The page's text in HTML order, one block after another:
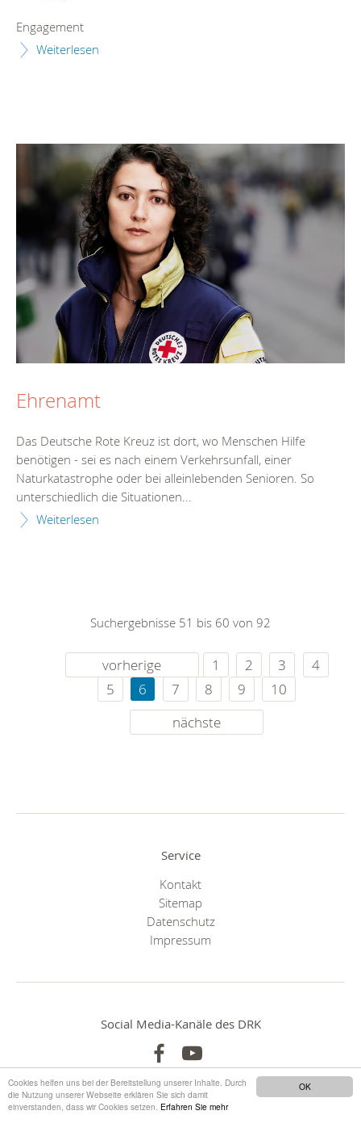
OK
Cookies helfen uns bei der Bereitstellung unserer Inhalte. Durch
die Nutzung unserer Webseite erklären Sie sich damit
einverstanden, dass wir Cookies setzen. Erfahren Sie mehr
Engagement
Weiterlesen
Ehrenamt
Das Deutsche Rote Kreuz ist dort, wo Menschen Hilfe
benötigen - sei es nach einem Verkehrsunfall, einer
Naturkatastrophe oder bei alleinlebenden Senioren. So
unterschiedlich die Situationen...
Weiterlesen
Suchergebnisse 51 bis 60 von 92
vorherige 1 2 3
4
5
6 7 8 9
10
nächste
Service
Kontakt
Sitemap
Datenschutz
Impressum
Social Media-Kanäle des DRK